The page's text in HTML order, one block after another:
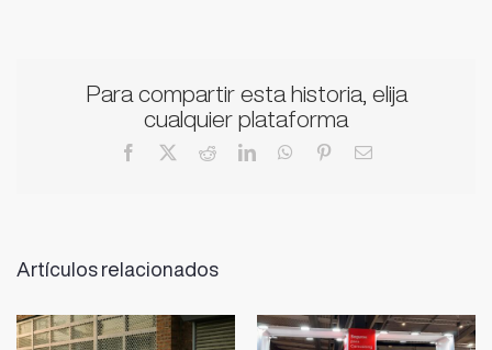
Para compartir esta historia, elija
cualquier plataforma
Facebook RedditLinkedInWhatsApp
PinterestCorreo
Artículos relacionados